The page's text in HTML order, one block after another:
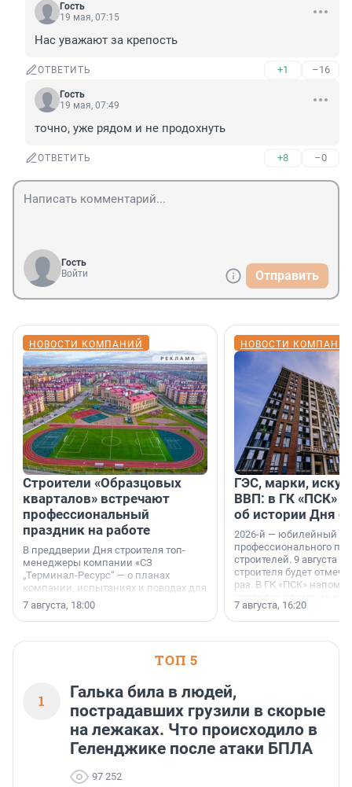
Гость
19 мая, 07:15
Нас уважают за крепость
ОТВЕТИТЬ +1 –16
Гость
19 мая, 07:49
точно, уже рядом и не продохнуть
ОТВЕТИТЬ +8 –0
Гость
Войти
Отправить
НОВОСТИ КОМПАНИЙ
Строители «Образцовых
кварталов» встречают
профессиональный
праздник на работе
В преддверии Дня строителя топ-
менеджеры компании «СЗ
„Терминал-Ресурс“ — о планах
компании, испытаниях и поводах для
осторожного оптимизма.
7 августа, 18:00
НОВОСТИ
ГЭС, марки,
ВВП: в ГК «ПСК»
об истории Дня
2026-й — юбилейный
профессионального
строителей. 9 августа
строителя будет
раз. В ГК «ПСК»
поменялась роль
7 августа, 16:20
ТОП 5
1
Галька била в людей,
пострадавших грузили в скорые
на лежаках. Что происходило в
Геленджике после атаки БПЛА
97 252